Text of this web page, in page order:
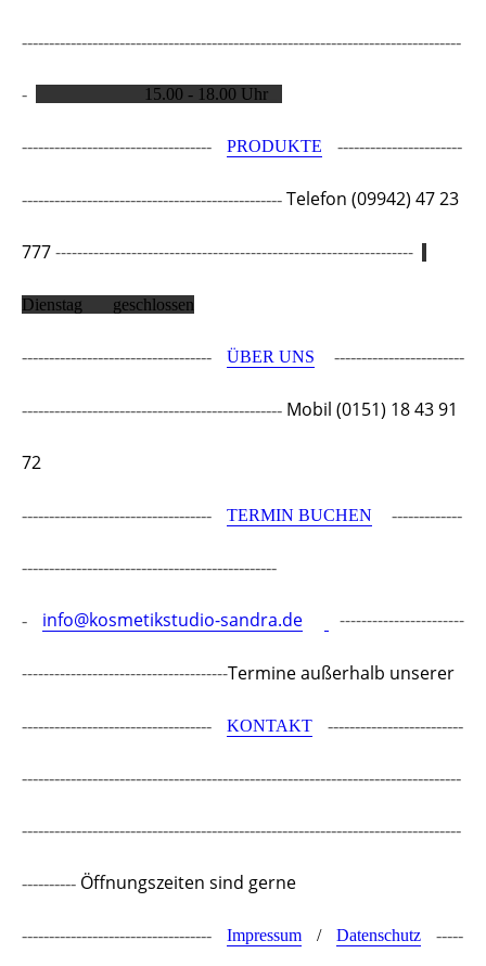
---------------------------------------------------------------------------------
- 15.00 - 18.00 Uhr
----------------------------------- PRODUKTE -----------------------
------------------------------------------------ Telefon (09942) 47 23
777------------------------------------------------------------------
Dienstag geschlossen
----------------------------------- ÜBER UNS ------------------------
------------------------------------------------ Mobil (0151) 18 43 91
72
----------------------------------- TERMIN BUCHEN -------------
-----------------------------------------------
- info@kosmetikstudio-sandra.de -----------------------
--------------------------------------Termine außerhalb unserer
----------------------------------- KONTAKT -------------------------
---------------------------------------------------------------------------------
---------------------------------------------------------------------------------
---------- Öffnungszeiten sind gerne
----------------------------------- Impressum / Datenschutz -----